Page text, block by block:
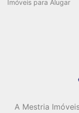
Imóveis para Alugar
A Mestria